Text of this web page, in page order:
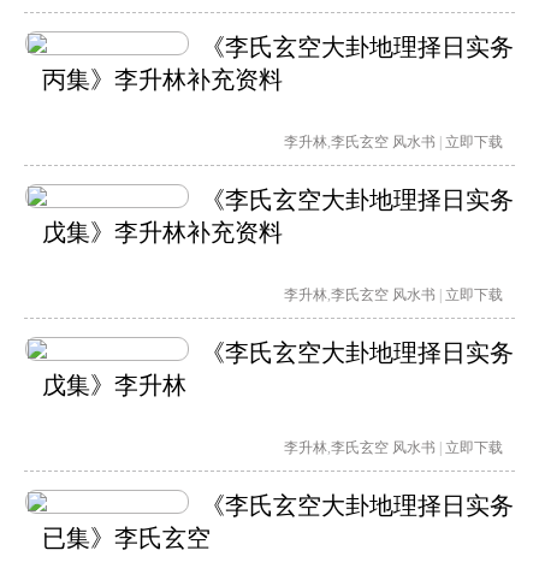
《李氏玄空大卦地理择日实务
丙集》李升林补充资料
李升林,李氏玄空 风水书 立即下载
《李氏玄空大卦地理择日实务
戊集》李升林补充资料
李升林,李氏玄空 风水书 立即下载
《李氏玄空大卦地理择日实务
戊集》李升林
李升林,李氏玄空 风水书 立即下载
《李氏玄空大卦地理择日实务
已集》李氏玄空